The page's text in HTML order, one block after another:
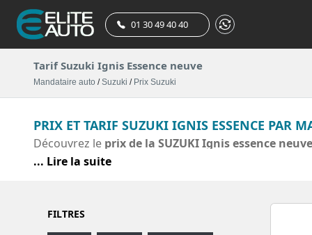
01 30 49 40 40
Tarif Suzuki Ignis Essence neuve
Mandataire auto /Suzuki / Prix Suzuki
PRIX ET TARIF SUZUKI IGNIS ESSENCE PAR
Découvrez le prix de la SUZUKI Ignis essence neuve
que vous pouvez obtenir en achetant votre suzuki
... Lire la suite
FILTRES